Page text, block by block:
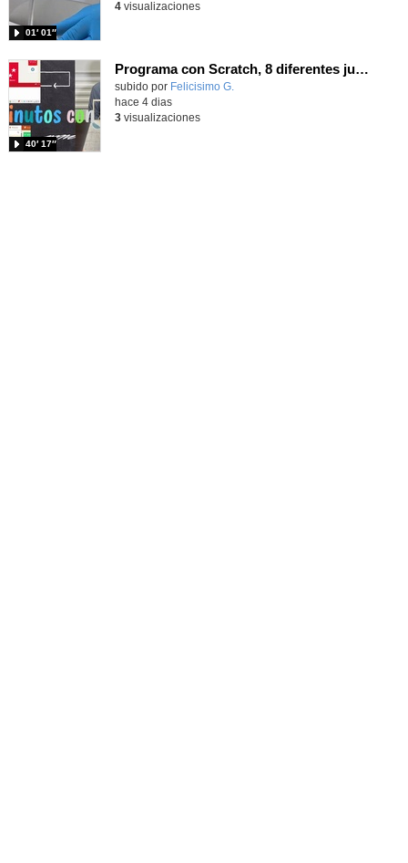
01′ 01″
4visualizaciones
Programa con Scratch, 8 diferentes juegos para vivir la emoción de los partidos de España en el mundial 2026
Contenido educativo.
subido por Felicisimo G.
40′ 17″
hace 4 dias
3visualizaciones